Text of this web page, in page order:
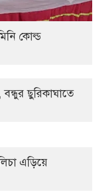
কোল্ড
ছুরিকাঘাতে
এড়িয়ে